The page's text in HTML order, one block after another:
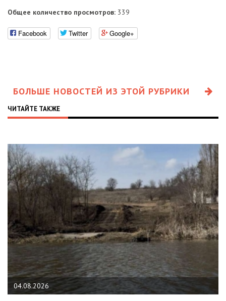
Общее количество просмотров: 339
Facebook Twitter Google+
БОЛЬШЕ НОВОСТЕЙ ИЗ ЭТОЙ РУБРИКИ
ЧИТАЙТЕ ТАКЖЕ
04.08.2026